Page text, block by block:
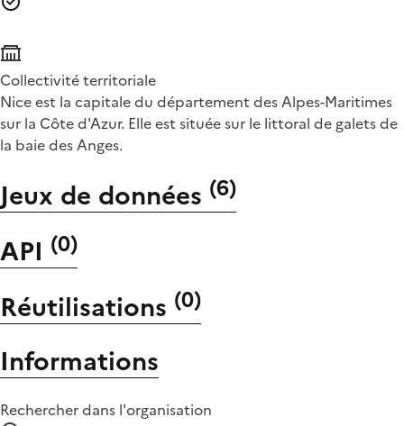
Collectivité territoriale
Nice est la capitale du département des Alpes-Maritimes
sur la Côte d'Azur. Elle est située sur le littoral de galets de
la baie des Anges.
Jeux de données (6)
API (0)
Réutilisations (0)
Informations
Rechercher dans l'organisation